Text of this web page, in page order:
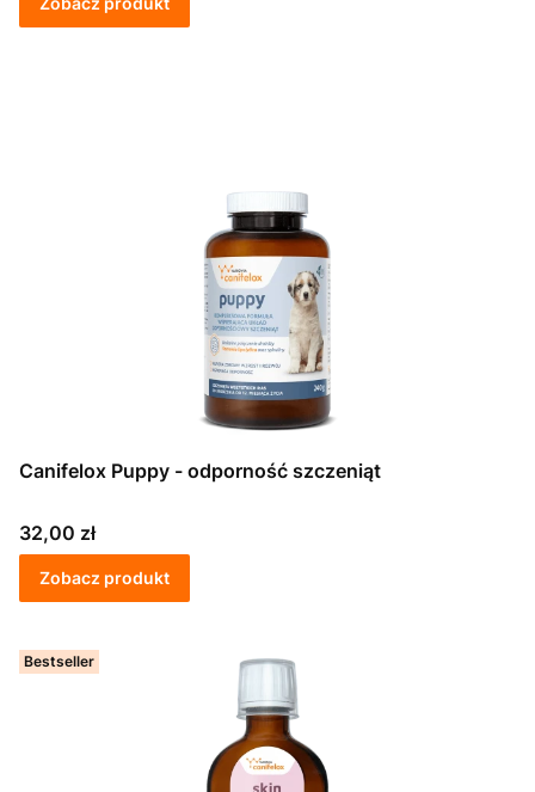
Canifelox Puppy - odporność szczeniąt
Cena
32,00 zł
Zobacz produkt
Bestseller